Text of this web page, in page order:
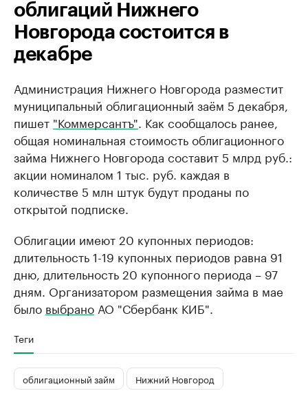
облигаций Нижнего
Новгорода состоится в
декабре
Администрация Нижнего Новгорода разместит
муниципальный облигационный заём 5 декабря,
пишет "Коммерсантъ" . Как сообщалось ранее,
общая номинальная стоимость облигационного
займа Нижнего Новгорода составит 5 млрд руб.:
акции номиналом 1 тыс. руб. каждая в
количестве 5 млн штук будут проданы по
открытой подписке.
Облигации имеют 20 купонных периодов:
длительность 1-19 купонных периодов равна 91
дню, длительность 20 купонного периода – 97
дням. Организатором размещения займа в мае
было выбрано АО "Сбербанк КИБ".
Теги
облигационный займ Нижний Новгород